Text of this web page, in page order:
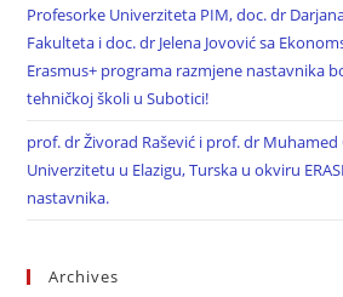
Profesorke Univerziteta PIM, doc. dr
Fakulteta i doc. dr Jelena Jovović sa
Erasmus+ programa razmjene nastavnika
tehničkoj školi u Subotici!
prof. dr Živorad Rašević i prof. dr Muhamed
Univerzitetu u Elazigu, Turska u okviru
nastavnika.
Archives